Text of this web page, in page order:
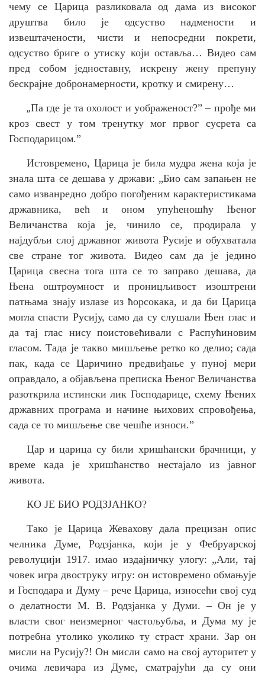
чему се Царица разликовала од дама из високог
друштва било је одсуство надмености и
извештачености, чисти и непосредни покрети,
одсуство бриге о утиску који оставља… Видео сам
пред собом једноставну, искрену жену препуну
бескрајне добронамерности, кротку и смирену…
„Па где је та охолост и уображеност?” – прође ми
кроз свест у том тренутку мог првог сусрета са
Господарицом.”
Истовремено, Царица је била мудра жена која је
знала шта се дешава у држави: „Био сам запањен не
само изванредно добро погођеним карактеристикама
државника, већ и оном упућеношћу Њеног
Величанства која је, чинило се, продирала у
најдубљи слој државног живота Русије и обухватала
све стране тог живота. Видео сам да је једино
Царица свесна тога шта се то заправо дешава, да
Њена оштроумност и проницљивост изоштрени
патњама знају излазе из ћорсокака, и да би Царица
могла спасти Русију, само да су слушали Њен глас и
да тај глас нису поистовећивали с Распућиновим
гласом. Тада је такво мишљење ретко ко делио; сада
пак, када се Царичино предвиђање у пуној мери
оправдало, а објављена преписка Њеног Величанства
разоткрила истински лик Господарице, схему Њених
државних програма и начине њихових спровођења,
сада се то мишљење све чешће износи.”
Цар и царица су били хришћански брачници, у
време када је хришћанство нестајало из јавног
живота.
КО ЈЕ БИО РОДЗЈАНКО?
Тако је Царица Жевахову дала прецизан опис
челника Думе, Родзјанка, који је у Фебруарској
револуцији 1917. имао издајничку улогу: „Али, тај
човек игра двоструку игру: он истовремено обмањује
и Господара и Думу – рече Царица, износећи свој суд
о делатности М. В. Родзјанка у Думи. – Он је у
власти свог неизмерног частољубља, и Дума му је
потребна утолико уколико ту страст храни. Зар он
мисли на Русију?! Он мисли само на свој ауторитет у
очима левичара из Думе, сматрајући да су они